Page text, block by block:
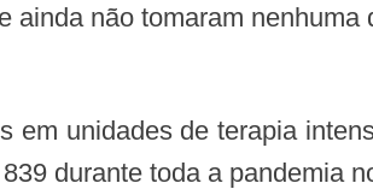
não tomaram nenhuma
durante toda a pandemia